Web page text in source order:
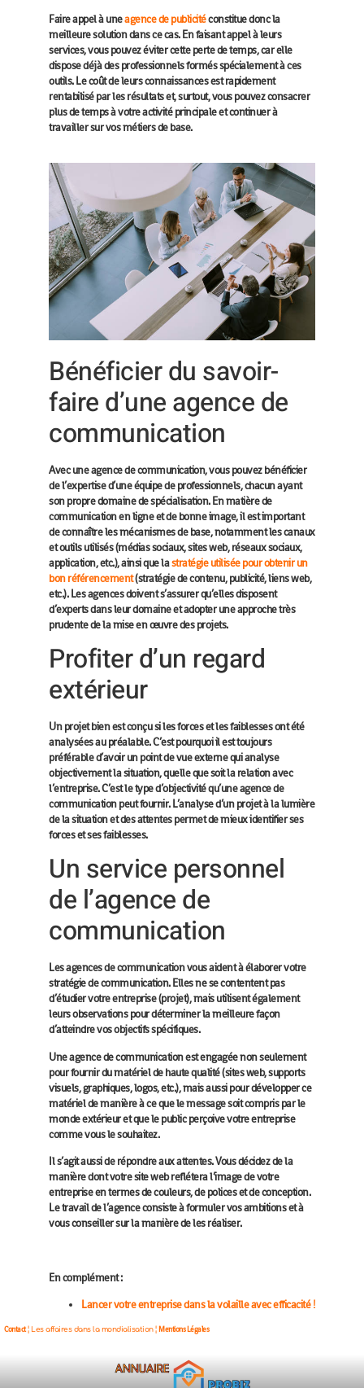
Faire appel à uneagence de publicitéconstitue donc la
meilleure solution dans ce cas. En faisant appel à leurs
services, vous pouvez éviter cette perte de temps, car elle
dispose déjà des professionnels formés spécialement à ces
outils. Le coût de leurs connaissances est rapidement
rentabilisé par les résultats et, surtout, vous pouvez consacrer
plus de temps à votre activité principale et continuer à
travailler sur vos métiers de base.
Bénéficier du savoir-
faire d’une agence de
communication
Avec une agence de communication, vous pouvez bénéficier
de l’expertise d’une équipe de professionnels, chacun ayant
son propre domaine de spécialisation. En matière de
communication en ligne et de bonne image, il est important
de connaître les mécanismes de base, notamment les canaux
et outils utilisés (médias sociaux, sites web, réseaux sociaux,
application, etc.), ainsi que lastratégie utilisée pour obtenir un
bon référencement(stratégie de contenu, publicité, liens web,
etc.). Les agences doivent s’assurer qu’elles disposent
d’experts dans leur domaine et adopter une approche très
prudente de la mise en œuvre des projets.
Profiter d’un regard
extérieur
Un projet bien est conçu si les forces et les faiblesses ont été
analysées au préalable. C’est pourquoi il est toujours
préférable d’avoir un point de vue externe qui analyse
objectivement la situation, quelle que soit la relation avec
l’entreprise. C’est le type d’objectivité qu’une agence de
communication peut fournir. L’analyse d’un projet à la lumière
de la situation et des attentes permet de mieux identifier ses
forces et ses faiblesses.
Un service personnel
de l’agence de
communication
Les agences de communication vous aident à élaborer votre
stratégie de communication. Elles ne se contentent pas
d’étudier votre entreprise (projet), mais utilisent également
leurs observations pour déterminer la meilleure façon
d’atteindre vos objectifs spécifiques.
Une agence de communication est engagée non seulement
pour fournir du matériel de haute qualité (sites web, supports
visuels, graphiques, logos, etc.), mais aussi pour développer ce
matériel de manière à ce que le message soit compris par le
monde extérieur et que le public perçoive votre entreprise
comme vous le souhaitez.
Il s’agit aussi de répondre aux attentes. Vous décidez de la
manière dont votre site web reflétera l’image de votre
entreprise en termes de couleurs, de polices et de conception.
Le travail de l’agence consiste à formuler vos ambitions et à
vous conseiller sur la manière de les réaliser.
En complément :
Lancer votre entreprise dans la volaille avec efficacité !
Contact¦ Les affaires dans la mondialisation ¦ Mentions Légales